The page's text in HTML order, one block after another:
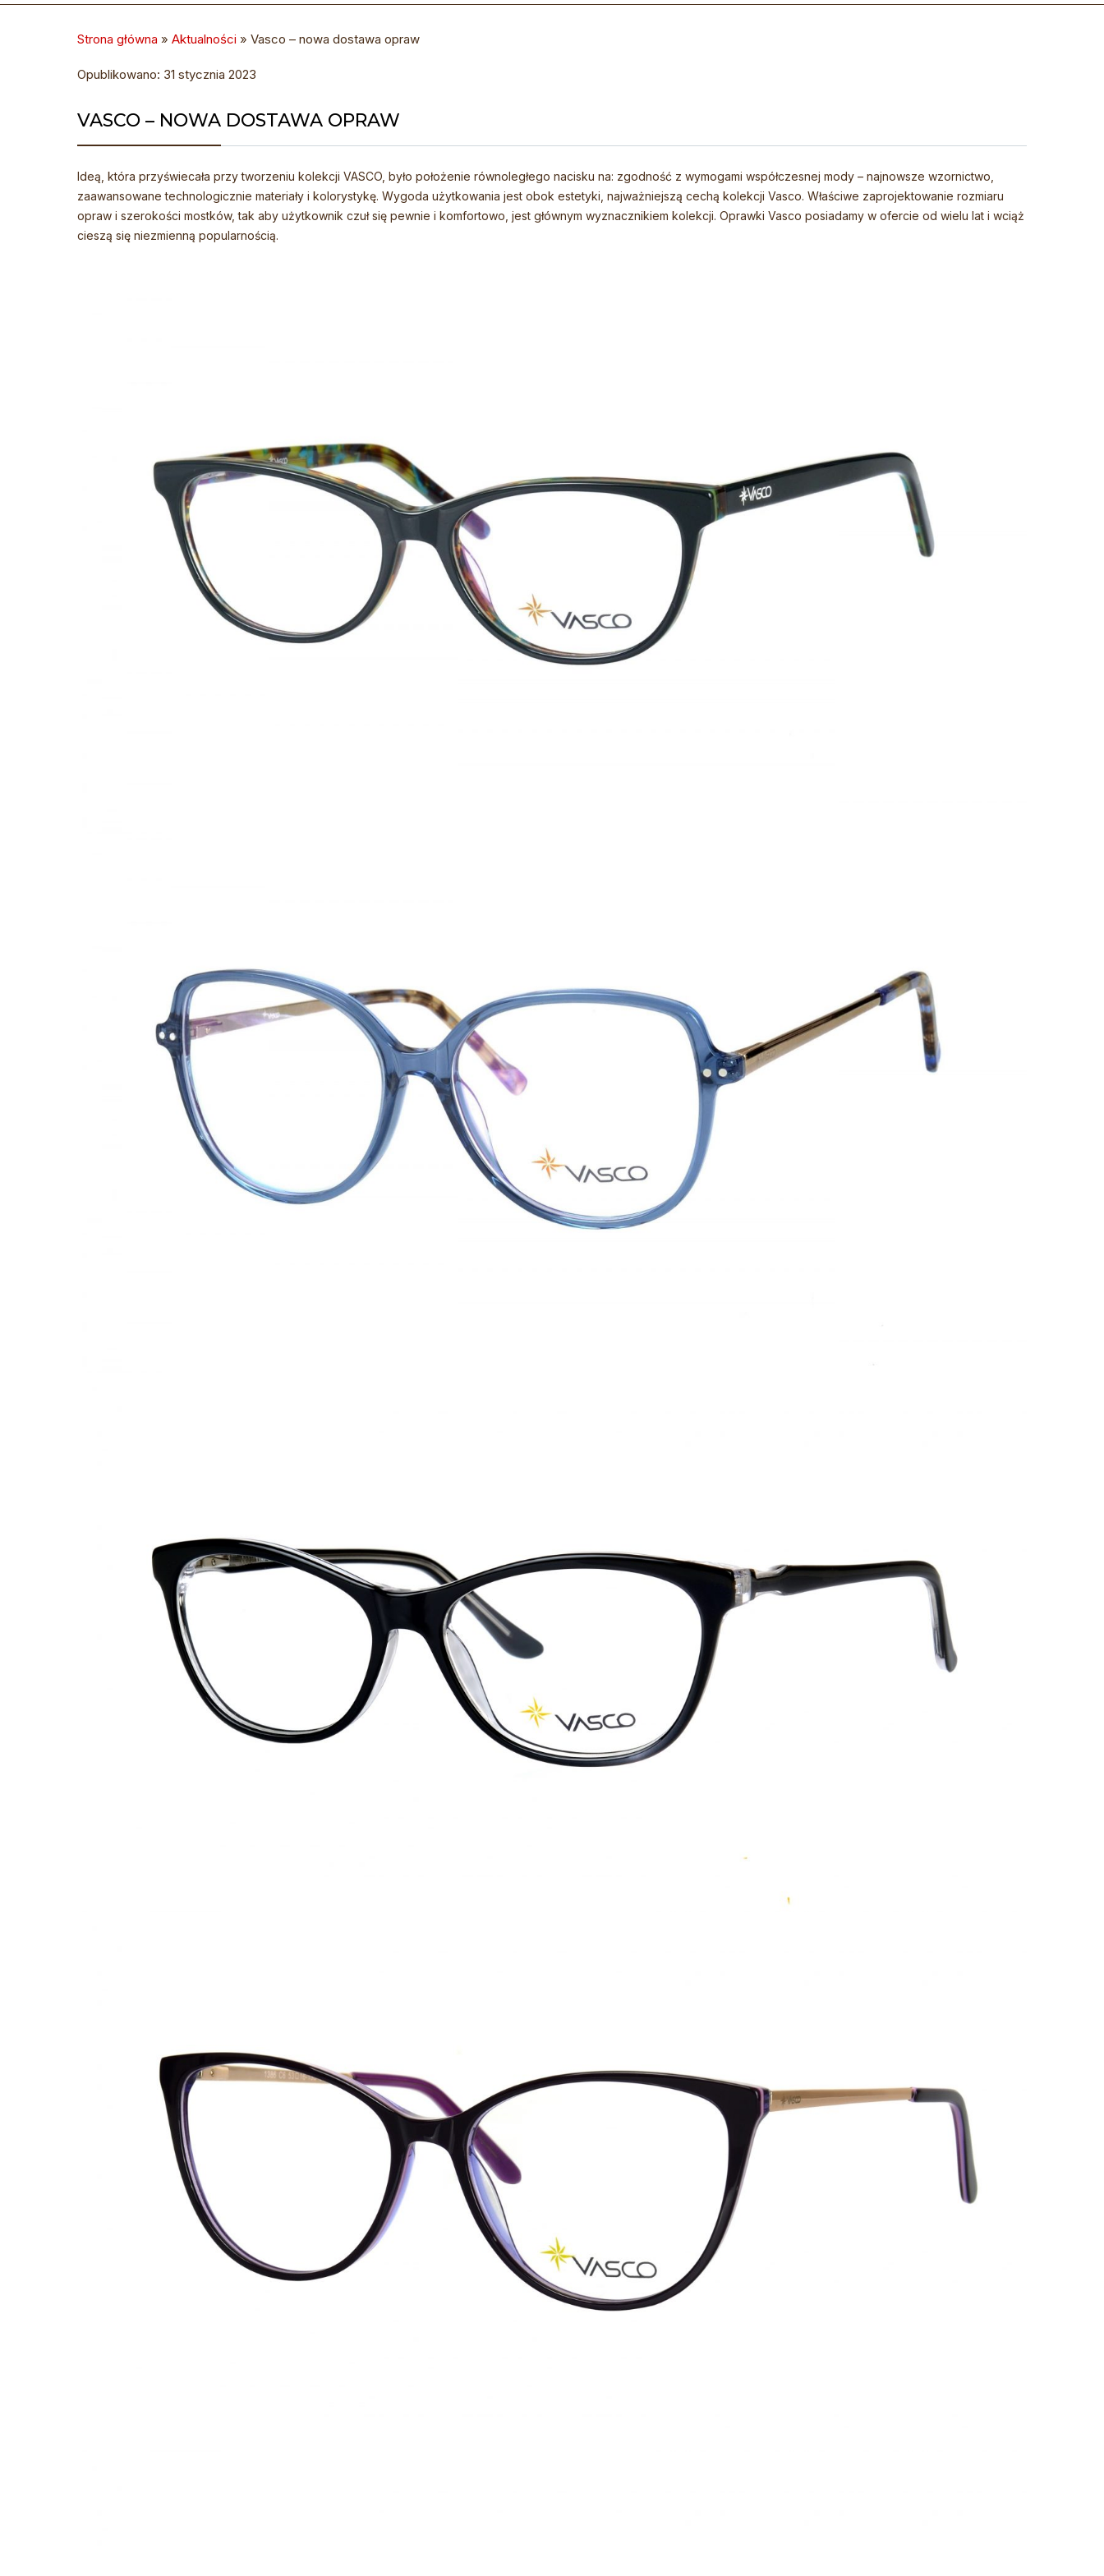
Strona główna » Aktualności » Vasco – nowa dostawa opraw
Opublikowano: 31 stycznia 2023
VASCO – NOWA DOSTAWA OPRAW
Ideą, która przyświecała przy tworzeniu kolekcji VASCO, było położenie równoległego nacisku na: zgodność z wymogami współczesnej mody – najnowsze wzornictwo,
zaawansowane technologicznie materiały i kolorystykę. Wygoda użytkowania jest obok estetyki, najważniejszą cechą kolekcji Vasco. Właściwe zaprojektowanie rozmiaru
opraw i szerokości mostków, tak aby użytkownik czuł się pewnie i komfortowo, jest głównym wyznacznikiem kolekcji. Oprawki Vasco posiadamy w ofercie od wielu lat i wciąż
cieszą się niezmienną popularnością.